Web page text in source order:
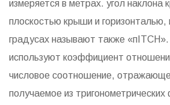
измеряется в метрах. угол наклона
плоскостью крыши и горизонталью,
градусах называют также
используют коэффициент
числовое соотношение,
получаемое из тригонометрических